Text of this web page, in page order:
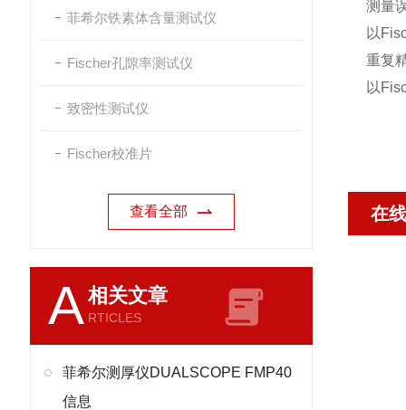
菲希尔铁素体含量测试仪
Fischer孔隙率测试仪
致密性测试仪
Fischer校准片
查看全部
A相关文章
RTICLES
菲希尔测厚仪DUALSCOPE FMP40
信息
测量
以
重复
以
在